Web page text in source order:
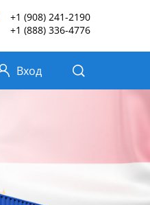
+1 (908) 241-2190
+1 (888) 336-4776
Вход